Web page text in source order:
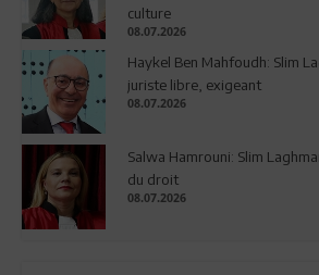
culture
08.07.2026
Haykel Ben Mahfoudh: Slim
juriste libre, exigeant
08.07.2026
Salwa Hamrouni: Slim
du droit
08.07.2026